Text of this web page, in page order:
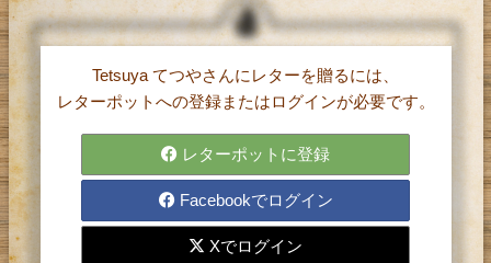
レターポット(α)は、
1文字5円で購入したポイントを使って、
気持ちを伝えたい相手に手紙（レター）を
贈ることができるサービスです。
レターの送受信をするには、
登録が必要です。
お手数ですが、まず登録を
Tetsuya てつやさんにレターを贈るには、
レターポットへの登録またはログインが必要です。
レターポットに登録
Facebookでログイン
Xでログイン